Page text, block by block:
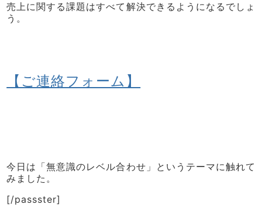
売上に関する課題はすべて解決できるようになるでしょ
う。
【ご連絡フォーム】
今日は「無意識のレベル合わせ」というテーマに触れて
みました。
[/passster]